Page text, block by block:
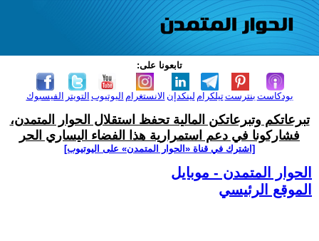
تابعونا على:
الفيسبوك التويتر اليوتيوب الانستغرام لينكدإن تيلكرامبنترست بودكاست
تبرعاتكم وتبرعاتكن المالية تحفظ استقلال الحوار المتمدن،
فشاركونا في دعم استمرارية هذا الفضاء اليساري الحر
[اشترك في قناة ‫«الحوار المتمدن» على اليوتيوب]
الحوار المتمدن - موبايل
الموقع الرئيسي